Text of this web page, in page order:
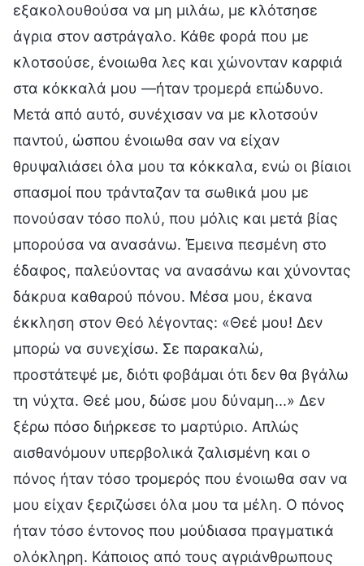
εξακολουθούσα να μη μιλάω, με κλότσησε
άγρια στον αστράγαλο. Κάθε φορά που με
κλοτσούσε, ένοιωθα λες και χώνονταν καρφιά
στα κόκκαλά μου —ήταν τρομερά επώδυνο.
Μετά από αυτό, συνέχισαν να με κλοτσούν
παντού, ώσπου ένοιωθα σαν να είχαν
θρυψαλιάσει όλα μου τα κόκκαλα, ενώ οι βίαιοι
σπασμοί που τράνταζαν τα σωθικά μου με
πονούσαν τόσο πολύ, που μόλις και μετά βίας
μπορούσα να ανασάνω. Έμεινα πεσμένη στο
έδαφος, παλεύοντας να ανασάνω και χύνοντας
δάκρυα καθαρού πόνου. Μέσα μου, έκανα
έκκληση στον Θεό λέγοντας: «Θεέ μου! Δεν
μπορώ να συνεχίσω. Σε παρακαλώ,
προστάτεψέ με, διότι φοβάμαι ότι δεν θα βγάλω
τη νύχτα. Θεέ μου, δώσε μου δύναμη...» Δεν
ξέρω πόσο διήρκεσε το μαρτύριο. Απλώς
αισθανόμουν υπερβολικά ζαλισμένη και ο
πόνος ήταν τόσο τρομερός που ένοιωθα σαν να
μου είχαν ξεριζώσει όλα μου τα μέλη. Ο πόνος
ήταν τόσο έντονος που μούδιασα πραγματικά
ολόκληρη. Κάποιος από τους αγριάνθρωπους